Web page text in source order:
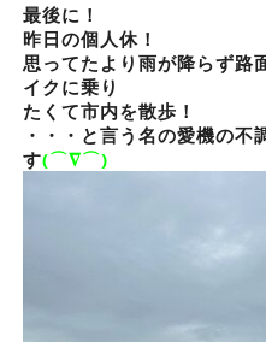
最後に！
昨日の個人休！
思ってたより雨が降らず路
イクに乗り
たくて市内を散歩！
・・・と言う名の愛機の不
す(⌒∇⌒)